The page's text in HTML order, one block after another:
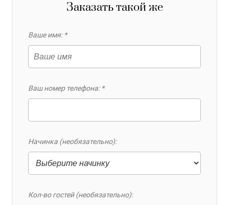
Заказать такой же
Ваше имя: *
Ваш номер телефона: *
Начинка (необязательно):
Кол-во гостей (необязательно):